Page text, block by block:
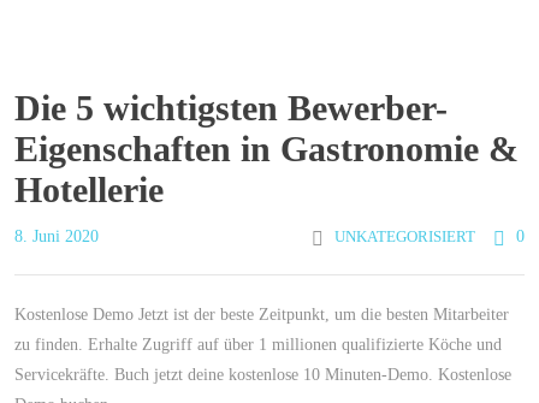
Die 5 wichtigsten Bewerber-
Eigenschaften in Gastronomie &
Hotellerie
8. Juni 2020 UNKATEGORISIERT 0
Kostenlose Demo Jetzt ist der beste Zeitpunkt, um die besten Mitarbeiter
zu finden. Erhalte Zugriff auf über 1 millionen qualifizierte Köche und
Servicekräfte. Buch jetzt deine kostenlose 10 Minuten-Demo. Kostenlose